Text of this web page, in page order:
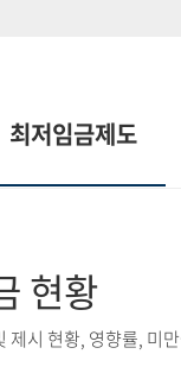
최저임금제도
현황
제시 현황, 영향률, 미